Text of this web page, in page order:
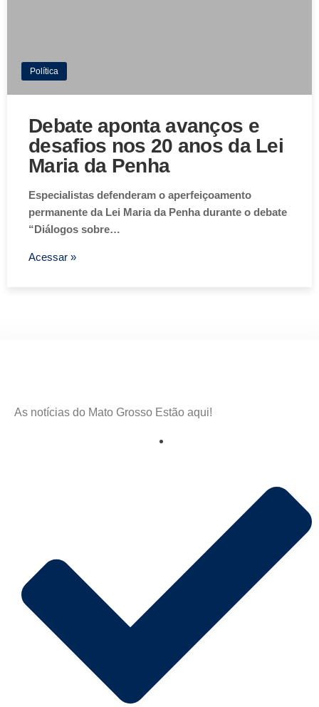
Política
Debate aponta avanços e
desafios nos 20 anos da Lei
Maria da Penha
Especialistas defenderam o aperfeiçoamento
permanente da Lei Maria da Penha durante o debate
“Diálogos sobre…
Acessar »
As notícias do Mato Grosso Estão aqui!